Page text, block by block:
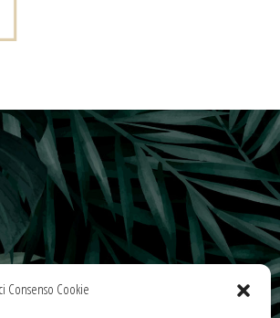
Consenso Cookie